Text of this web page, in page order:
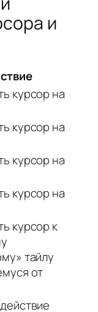
и
курсор на
курсор на
курсор на
курсор на
курсор к
тайлу
от